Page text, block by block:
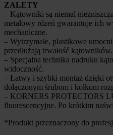
ZALETY
– Kątowniki są niemal
metalowy rdzeń gwarantuje ich
mechaniczne.
– Wytrzymałe, plastikowe
przedłużają trwałość kątowników.
– Specjalna technika nadruku
widoczność.
– Łatwy i szybki montaż dzięki
dołączonym śrubom i kołkom
– KORNERS PROTECTORS
fluorescencyjne. Po krótkim
*Produkt przeznaczony do